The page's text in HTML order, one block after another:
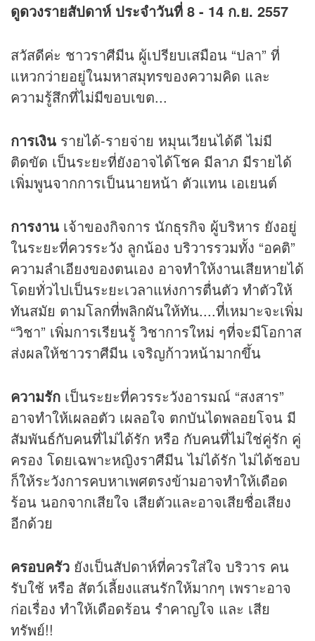
ดูดวงรายสัปดาห์ ประจำวันที่ 8 - 14 ก.ย. 2557
สวัสดีค่ะ ชาวราศีมีน ผู้เปรียบเสมือน “ปลา” ที่
แหวกว่ายอยู่ในมหาสมุทรของความคิด และ
ความรู้สึกที่ไม่มีขอบเขต...
การเงิน รายได้-รายจ่าย หมุนเวียนได้ดี ไม่มี
ติดขัด เป็นระยะที่ยังอาจได้โชค มีลาภ มีรายได้
เพิ่มพูนจากการเป็นนายหน้า ตัวแทน เอเยนต์
การงาน เจ้าของกิจการ นักธุรกิจ ผู้บริหาร ยังอยู่
ในระยะที่ควรระวัง ลูกน้อง บริวารรวมทั้ง “อคติ”
ความลำเอียงของตนเอง อาจทำให้งานเสียหายได้
โดยทั่วไปเป็นระยะเวลาแห่งการตื่นตัว ทำตัวให้
ทันสมัย ตามโลกที่พลิกผันให้ทัน....ที่เหมาะจะเพิ่ม
“วิชา” เพิ่มการเรียนรู้ วิชาการใหม่ ๆที่จะมีโอกาส
ส่งผลให้ชาวราศีมีน เจริญก้าวหน้ามากขึ้น
ความรัก เป็นระยะที่ควรระวังอารมณ์ “สงสาร”
อาจทำให้เผลอตัว เผลอใจ ตกบันไดพลอยโจน มี
สัมพันธ์กับคนที่ไม่ได้รัก หรือ กับคนที่ไม่ใช่คู่รัก คู่
ครอง โดยเฉพาะหญิงราศีมีน ไม่ได้รัก ไม่ได้ชอบ
ก็ให้ระวังการคบหาเพศตรงข้ามอาจทำให้เดือด
ร้อน นอกจากเสียใจ เสียตัวและอาจเสียชื่อเสียง
อีกด้วย
ครอบครัว ยังเป็นสัปดาห์ที่ควรใส่ใจ บริวาร คน
รับใช้ หรือ สัตว์เลี้ยงแสนรักให้มากๆ เพราะอาจ
ก่อเรื่อง ทำให้เดือดร้อน รำคาญใจ และ เสีย
ทรัพย์!!